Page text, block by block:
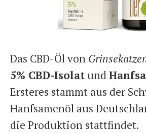
Das CBD-Öl von
5% CBD-Isolat und
Ersteres stammt aus der
Hanfsamenöl aus
die Produktion stattfindet.